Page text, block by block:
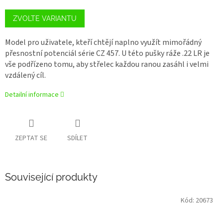
Měrná
cena:
ZVOLTE VARIANTU
Model pro uživatele, kteří chtějí naplno využít mimořádný
přesnostní potenciál série CZ 457. U této pušky ráže .22 LR je
vše podřízeno tomu, aby střelec každou ranou zasáhl i velmi
vzdálený cíl.
Detailní informace
ZEPTAT SE SDÍLET
Související produkty
Kód: 20673